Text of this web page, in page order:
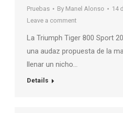
Pruebas By Manel Alonso
14
Leave a comment
La Triumph Tiger 800 Sport
una audaz propuesta de la
llenar un nicho…
Details